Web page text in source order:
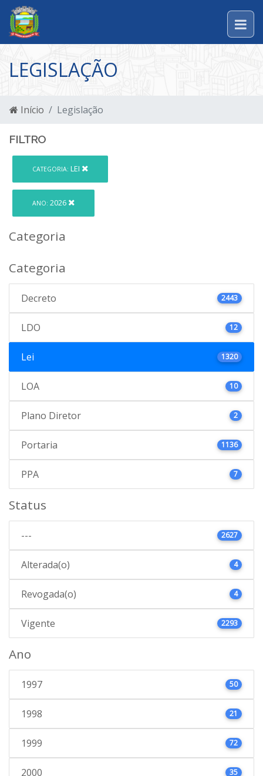
LEGISLAÇÃO
Início Legislação
FILTRO
CATEGORIA: LEI
ANO: 2026
Categoria
Categoria
Decreto 2443
LDO 12
Lei 1320
LOA 10
Plano Diretor 2
Portaria 1136
PPA 7
Status
--- 2627
Alterada(o) 4
Revogada(o) 4
Vigente 2293
Ano
1997 50
1998 21
1999 72
2000 35